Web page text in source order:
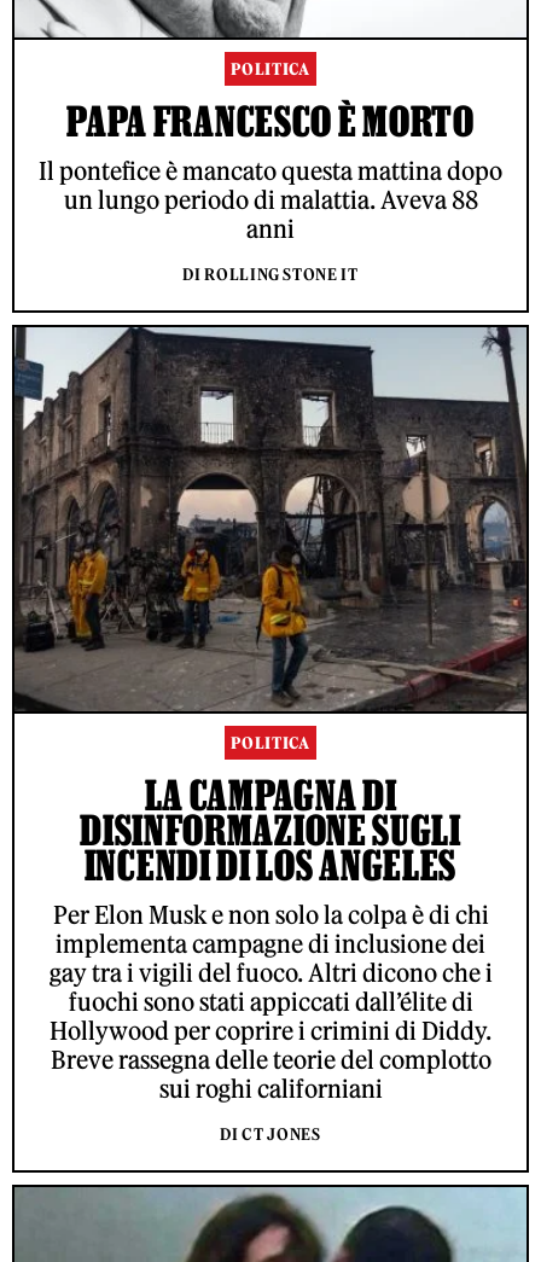
POLITICA
PAPA FRANCESCO È MORTO
Il pontefice è mancato questa mattina dopo
un lungo periodo di malattia. Aveva 88
anni
DI ROLLING STONE IT
POLITICA
LA CAMPAGNA DI
DISINFORMAZIONE SUGLI
INCENDI DI LOS ANGELES
Per Elon Musk e non solo la colpa è di chi
implementa campagne di inclusione dei
gay tra i vigili del fuoco. Altri dicono che i
fuochi sono stati appiccati dall’élite di
Hollywood per coprire i crimini di Diddy.
Breve rassegna delle teorie del complotto
sui roghi californiani
DI CT JONES